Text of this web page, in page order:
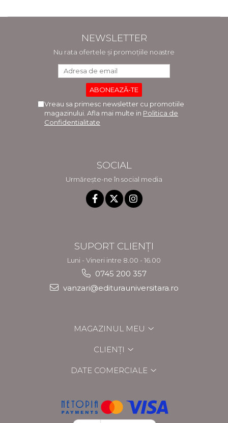
NEWSLETTER
Nu rata ofertele și promoțiile noastre
Vreau sa primesc newsletter cu promotiile
magazinului. Afla mai multe in Politica de
Confidentialitate
SOCIAL
Urmărește-ne în social media
SUPORT CLIENȚI
Luni - Vineri intre 8.00 - 16.00
0745 200 357
vanzari@editurauniversitara.ro
MAGAZINUL MEU
CLIENȚI
DATE COMERCIALE